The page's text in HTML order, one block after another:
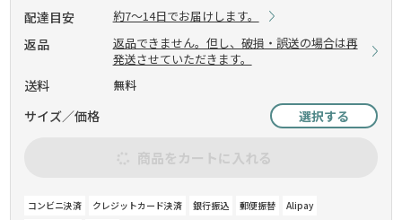
配達目安 約7～14日でお届けします。
返品
返品できません。但し、破損・誤送の場合は再
発送させていただきます。
送料 無料
サイズ／価格 選択する
商品をカートに入れる
コンビニ決済 クレジットカード決済 銀行振込 郵便振替
Alipay